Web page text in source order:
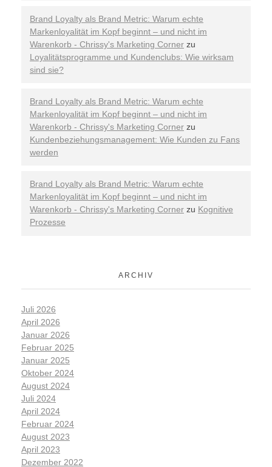
Brand Loyalty als Brand Metric: Warum echte
Markenloyalität im Kopf beginnt – und nicht im
Warenkorb - Chrissy's Marketing Corner zu
Loyalitätsprogramme und Kundenclubs: Wie wirksam
sind sie?
Brand Loyalty als Brand Metric: Warum echte
Markenloyalität im Kopf beginnt – und nicht im
Warenkorb - Chrissy's Marketing Corner zu
Kundenbeziehungsmanagement: Wie Kunden zu Fans
werden
Brand Loyalty als Brand Metric: Warum echte
Markenloyalität im Kopf beginnt – und nicht im
Warenkorb - Chrissy's Marketing Corner zu Kognitive
Prozesse
ARCHIV
Juli 2026
April 2026
Januar 2026
Februar 2025
Januar 2025
Oktober 2024
August 2024
Juli 2024
April 2024
Februar 2024
August 2023
April 2023
Dezember 2022